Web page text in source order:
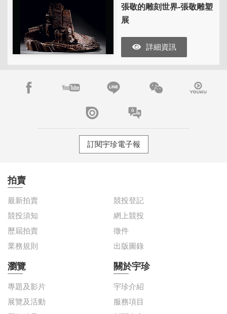
張敬的雕刻世界-張敬雕塑
展
詳細資訊
訂閱宇珍電子報
拍賣
最新拍賣
競投登記
競投須知
網上競投
歷屆拍賣
徵件
業務規則
出版圖錄
瀏覽
專題及影片
展覽及活動
關於宇珍
宇珍介紹
服務項目